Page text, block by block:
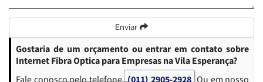
Enviar
Gostaria de um orçamento ou entrar em contato sobre
Internet Fibra Optica para Empresas na Vila Esperança?
Fale conosco pelo telefone (011) 2905-2928 Ou em nosso